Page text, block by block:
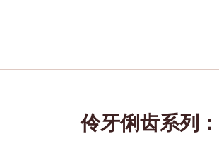
伶牙俐齿系列